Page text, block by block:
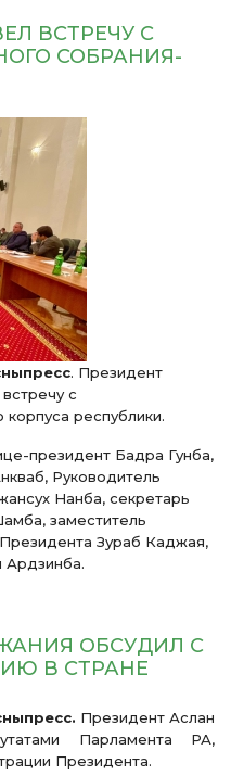
ВСТРЕЧУ С
СОБРАНИЯ-
. Президент
с
республики.
президент Бадра Гунба,
Руководитель
Нанба, секретарь
заместитель
Зураб Каджая,
Ардзинба.
ОБСУДИЛ С
В СТРАНЕ
Президент Аслан
Парламента РА,
Президента.